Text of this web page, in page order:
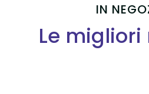
IN
Le